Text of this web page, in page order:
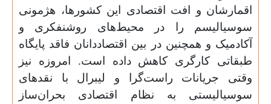
اقمارشان و افت اقتصادی این کشورها، هژمونی
سوسیالیسم را در محیط‌های روشنفکری و
آکادمیک و همچنین در بین اقتصاددانان فاقد پایگاه
طبقاتی کارگری کاهش داده است. امروزه نیز
وقتی جریانات راست‌گرا و لیبرال با نقدهای
سوسیالیستی به نظام اقتصادی بحران‌ساز